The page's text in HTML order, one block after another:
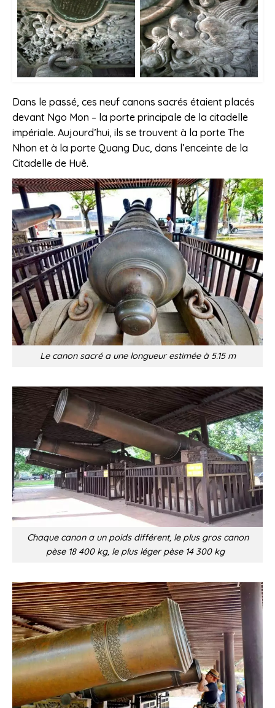
Dans le passé, ces neuf canons sacrés étaient placés
devant Ngo Mon – la porte principale de la citadelle
impériale. Aujourd’hui, ils se trouvent à la porte The
Nhon et à la porte Quang Duc, dans l’enceinte de la
Citadelle de Huê.
Le canon sacré a une longueur estimée à 5.15 m
Chaque canon a un poids différent, le plus gros canon
pèse 18 400 kg, le plus léger pèse 14 300 kg